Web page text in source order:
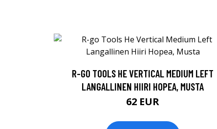
R-GO TOOLS HE VERTICAL MEDIUM LEFT
LANGALLINEN HIIRI HOPEA, MUSTA
62 EUR